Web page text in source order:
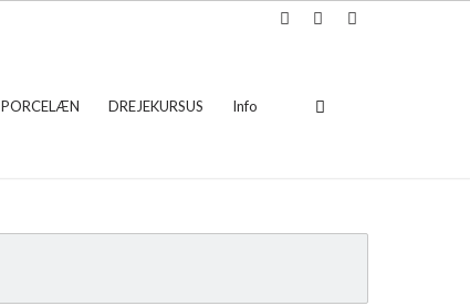
PORCELÆN DREJEKURSUS Info